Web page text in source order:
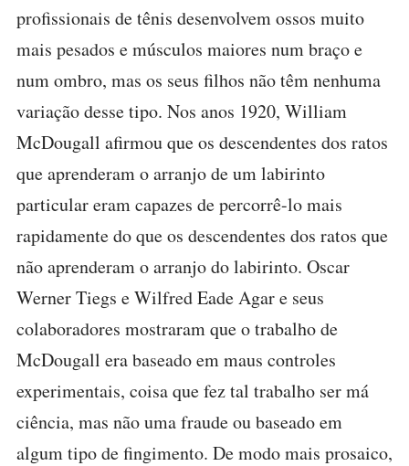
profissionais de tênis desenvolvem ossos muito
mais pesados e músculos maiores num braço e
num ombro, mas os seus filhos não têm nenhuma
variação desse tipo. Nos anos 1920, William
McDougall afirmou que os descendentes dos ratos
que aprenderam o arranjo de um labirinto
particular eram capazes de percorrê-lo mais
rapidamente do que os descendentes dos ratos que
não aprenderam o arranjo do labirinto. Oscar
Werner Tiegs e Wilfred Eade Agar e seus
colaboradores mostraram que o trabalho de
McDougall era baseado em maus controles
experimentais, coisa que fez tal trabalho ser má
ciência, mas não uma fraude ou baseado em
algum tipo de fingimento. De modo mais prosaico,